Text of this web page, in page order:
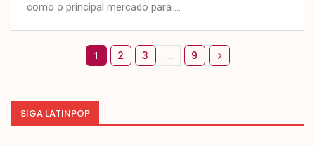
como o principal mercado para …
1 2 3 … 9
SIGA LATINPOP